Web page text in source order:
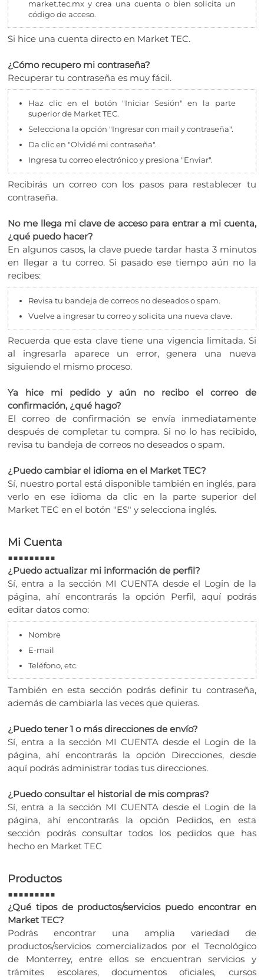
market.tec.mx y crea una cuenta o bien solicita un
código de acceso.
Si hice una cuenta directo en Market TEC.
¿Cómo recupero mi contraseña?
Recuperar tu contraseña es muy fácil.
Haz clic en el botón "Iniciar Sesión" en la parte
superior de Market TEC.
Selecciona la opción "Ingresar con mail y contraseña".
Da clic en "Olvidé mi contraseña".
Ingresa tu correo electrónico y presiona "Enviar".
Recibirás un correo con los pasos para restablecer tu
contraseña.
No me llega mi clave de acceso para entrar a mi cuenta,
¿qué puedo hacer?
En algunos casos, la clave puede tardar hasta 3 minutos
en llegar a tu correo. Si pasado ese tiempo aún no la
recibes:
Revisa tu bandeja de correos no deseados o spam.
Vuelve a ingresar tu correo y solicita una nueva clave.
Recuerda que esta clave tiene una vigencia limitada. Si
al ingresarla aparece un error, genera una nueva
siguiendo el mismo proceso.
Ya hice mi pedido y aún no recibo el correo de
confirmación, ¿qué hago?
El correo de confirmación se envía inmediatamente
después de completar tu compra. Si no lo has recibido,
revisa tu bandeja de correos no deseados o spam.
¿Puedo cambiar el idioma en el Market TEC?
Sí, nuestro portal está disponible también en inglés, para
verlo en ese idioma da clic en la parte superior del
Market TEC en el botón "ES" y selecciona inglés.
Mi Cuenta
■■■■■■■■■
¿Puedo actualizar mi información de perfil?
Sí, entra a la sección MI CUENTA desde el Login de la
página, ahí encontrarás la opción Perfil, aquí podrás
editar datos como:
Nombre
E-mail
Teléfono, etc.
También en esta sección podrás definir tu contraseña,
además de cambiarla las veces que quieras.
¿Puedo tener 1 o más direcciones de envío?
Sí, entra a la sección MI CUENTA desde el Login de la
página, ahí encontrarás la opción Direcciones, desde
aquí podrás administrar todas tus direcciones.
¿Puedo consultar el historial de mis compras?
Sí, entra a la sección MI CUENTA desde el Login de la
página, ahí encontrarás la opción Pedidos, en esta
sección podrás consultar todos los pedidos que has
hecho en Market TEC
Productos
■■■■■■■■■
¿Qué tipos de productos/servicios puedo encontrar en
Market TEC?
Podrás encontrar una amplia variedad de
productos/servicios comercializados por el Tecnológico
de Monterrey, entre ellos se encuentran servicios y
trámites escolares, documentos oficiales, cursos